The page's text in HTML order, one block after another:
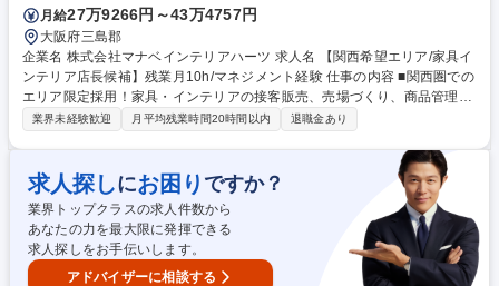
月給27万9266円～43万4757円
大阪府三島郡
企業名 株式会社マナベインテリアハーツ 求人名 【関西希望エリア/家具イ
ンテリア店長候補】残業月10h/マネジメント経験 仕事の内容 ■関西圏での
エリア限定採用！家具・インテリアの接客販売、売場づくり、商品管理な
ど店舗運営とマネジメント業務をお任せします。早期に店長への昇格も可
（お客様へのコーディネート提案）■売場管理（レイアウト変更、POP作
成など「売れる売場」づくり）■スタッフ育成、マネジメント、商品・在
庫管理 等 【入社後について】これまでの顧客折衝・マネジメント経験を
活かし、スタッフと共に地域に愛される店舗づくりをお任せします。入社
1年での店長昇格実績もあり、将来はエリアマネージャーや本部職への道
も開かれています。 募集職種 【関西希望エリア/家具インテリア店長候
補】残業月10h/マネジメント経験
業界未経験歓迎 月平均残業時間20時間以内 退職金あり
求人探しにお困り ですか？
業界トップクラスの求人件数から
あなたの力を最大限に発揮できる
求人探しをお手伝いします。
アドバイザーに相談する